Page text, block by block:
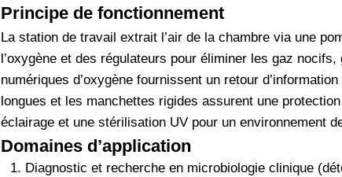
Principe de fonctionnement
La station de travail extrait l’air de la chambre via une
l’oxygène et des régulateurs pour éliminer les gaz
numériques d’oxygène fournissent un retour
longues et les manchettes rigides assurent une
éclairage et une stérilisation UV pour un environnement
Domaines d’application
Diagnostic et recherche en microbiologie clinique